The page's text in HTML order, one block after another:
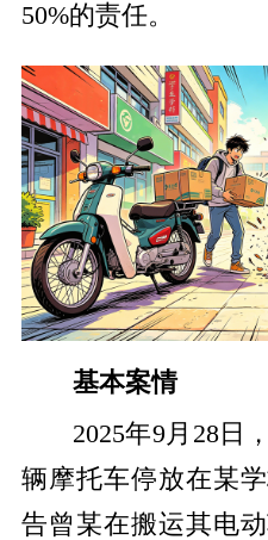
50%的责任。
基本案情
2025年9月28日
辆摩托车停放在某
告曾某在搬运其电